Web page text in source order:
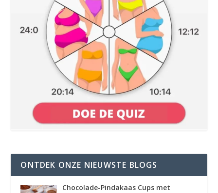
ONTDEK ONZE NIEUWSTE BLOGS
Chocolade-Pindakaas Cups met